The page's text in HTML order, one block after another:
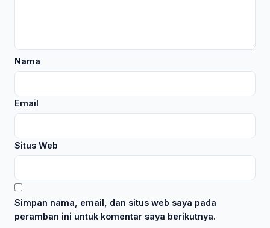
Nama
Email
Situs Web
Simpan nama, email, dan situs web saya pada
peramban ini untuk komentar saya berikutnya.